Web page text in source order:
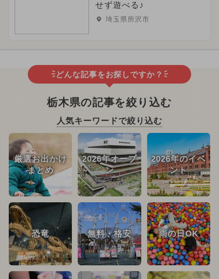
せず遊べる♪
埼玉県所沢市
どんな記事をお探しですか？
栃木県の記事を絞り込む
人気キーワードで絞り込む
厳選お出かけ
まとめ
2026年オープ
ン
2026年のイベ
ント
恐竜 無料・格安 雨の日OK